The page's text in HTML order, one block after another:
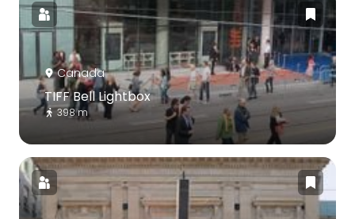
Canada
TIFF Bell Lightbox
398 m